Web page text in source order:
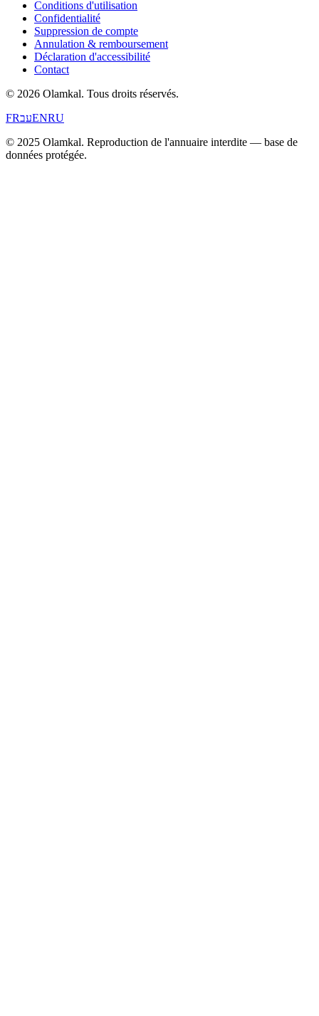
Conditions d'utilisation
Confidentialité
Suppression de compte
Annulation & remboursement
Déclaration d'accessibilité
Contact
© 2026 Olamkal. Tous droits réservés.
FRעבENRU
© 2025 Olamkal. Reproduction de l'annuaire interdite — base de
données protégée.